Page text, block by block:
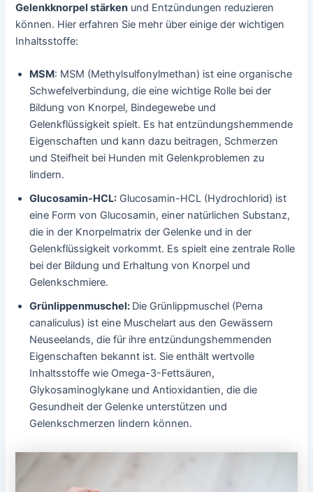
Gelenkknorpel stärken und Entzündungen reduzieren
können. Hier erfahren Sie mehr über einige der wichtigen
Inhaltsstoffe:
MSM: MSM (Methylsulfonylmethan) ist eine organische
Schwefelverbindung, die eine wichtige Rolle bei der
Bildung von Knorpel, Bindegewebe und
Gelenkflüssigkeit spielt. Es hat entzündungshemmende
Eigenschaften und kann dazu beitragen, Schmerzen
und Steifheit bei Hunden mit Gelenkproblemen zu
lindern.
Glucosamin-HCL: Glucosamin-HCL (Hydrochlorid) ist
eine Form von Glucosamin, einer natürlichen Substanz,
die in der Knorpelmatrix der Gelenke und in der
Gelenkflüssigkeit vorkommt. Es spielt eine zentrale Rolle
bei der Bildung und Erhaltung von Knorpel und
Gelenkschmiere.
Grünlippenmuschel: Die Grünlippmuschel (Perna
canaliculus) ist eine Muschelart aus den Gewässern
Neuseelands, die für ihre entzündungshemmenden
Eigenschaften bekannt ist. Sie enthält wertvolle
Inhaltsstoffe wie Omega-3-Fettsäuren,
Glykosaminoglykane und Antioxidantien, die die
Gesundheit der Gelenke unterstützen und
Gelenkschmerzen lindern können.